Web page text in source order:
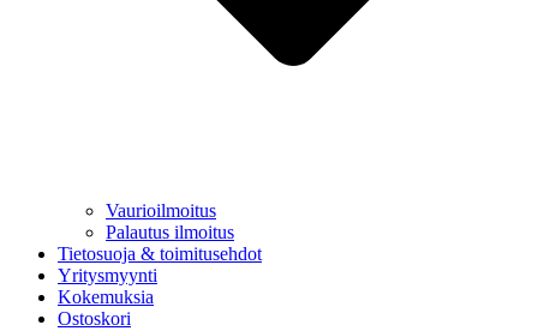
Vaurioilmoitus
Palautus ilmoitus
Tietosuoja & toimitusehdot
Yritysmyynti
Kokemuksia
Ostoskori